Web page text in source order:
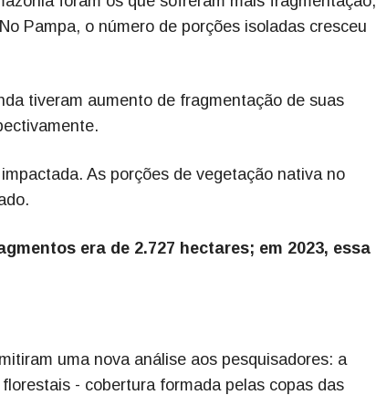
Pampa, o número de porções isoladas cresceu
tiveram aumento de fragmentação de suas
As porções de vegetação nativa no
era de 2.727 hectares; em 2023, essa
uma nova análise aos pesquisadores: a
- cobertura formada pelas copas das